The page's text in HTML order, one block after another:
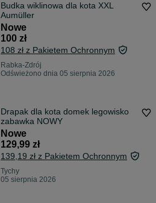
Budka wiklinowa dla kota XXL
Aumüller
Nowe
100 zł
108 zł z Pakietem Ochronnym
Rabka-Zdrój
Odświeżono dnia 05 sierpnia 2026
Drapak dla kota domek legowisko
zabawka NOWY
Nowe
129,99 zł
139,19 zł z Pakietem Ochronnym
Tychy
05 sierpnia 2026